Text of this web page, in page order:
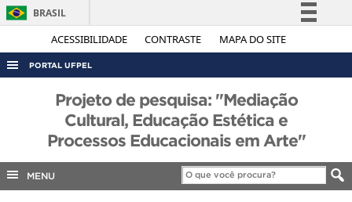
ACESSIBILIDADE CONTRASTE MAPA DO SITE
BRASIL
Simplifique!
Acesso à informação
Legislação
PORTAL UFPEL
ACESSO À INFORMAÇÃO
AUDITORIA
COBALTO
CONCURSOS
Projeto de pesquisa: "Mediação
Cultural, Educação Estética e
Processos Educacionais em Arte"
MENU